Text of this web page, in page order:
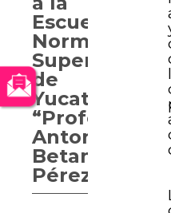
Escuela
Normal
Superior
de
Yucatán
“Profesor
Antonio
Betancourt
Pérez”